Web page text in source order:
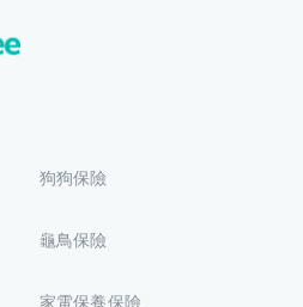
狗狗保險
龜鳥保險
家電保養保險